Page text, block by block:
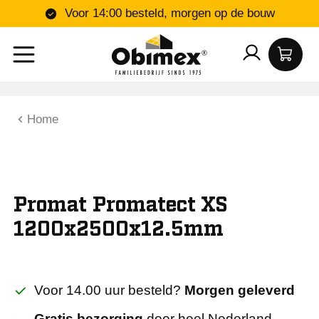
Voor 14:00 besteld, morgen op de bouw
Home
Promat Promatect XS
1200x2500x12.5mm
Voor 14.00 uur besteld? Morgen geleverd